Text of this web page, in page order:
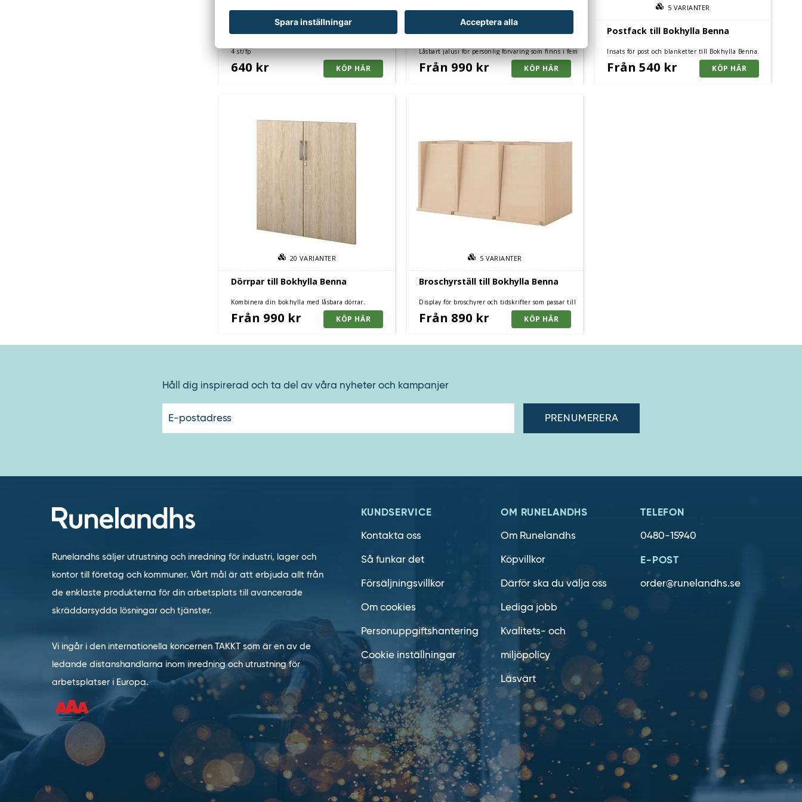
Ben till Bokhylla Benna och
4 st/fp
640 kr
Jalusi till Bokhylla Benna
Låsbart jalusi för personlig förvaring som finns i fem
färger.
Från 990 kr
Postfack till Bokhylla Benna
Insats för post och blanketter till Bokhylla Benna.
5VARIANTER
Från 540 kr
Dörrpar till Bokhylla Benna
Kombinera din bokhylla med låsbara dörrar.
20VARIANTER
Från 990 kr
Broschyrställ till Bokhylla Benna
Display för broschyrer och tidskrifter som passar till
5VARIANTER
Från 890 kr
Håll dig inspirerad och ta del av våra nyheter och kampanjer
postadress"
Runelandhs säljer utrustning och inredning för industri, lager och
kontor till företag och kommuner. Vårt mål är att erbjuda allt från
de enklaste produkterna för din arbetsplats till avancerade
skräddarsydda lösningar och tjänster.
Vi ingår i den internationella koncernen TAKKT som är en av de
ledande distanshandlarna inom inredning och utrustning för
arbetsplatser i Europa.
KUNDSERVICE
Kontakta oss
Så funkar det
Försäljningsvillkor
Om cookies
Personuppgiftshantering
Cookie inställningar
OM RUNELANDHS
Om Runelandhs
Köpvillkor
Därför ska du välja oss
Lediga jobb
Kvalitets- och
miljöpolicy
Läsvärt
TELEFON
0480-15940
E-POST
order@runelandhs.se